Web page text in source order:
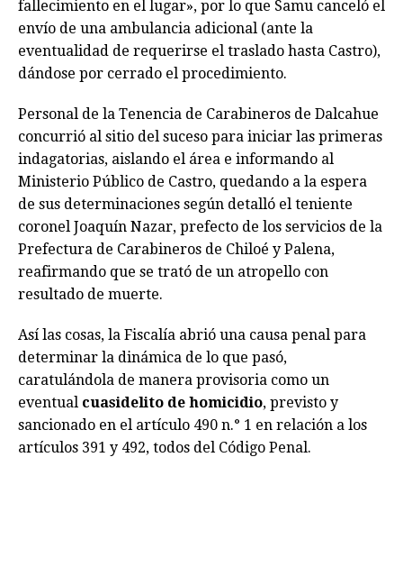
fallecimiento en el lugar», por lo que Samu canceló el
envío de una ambulancia adicional (ante la
eventualidad de requerirse el traslado hasta Castro),
dándose por cerrado el procedimiento.
Personal de la Tenencia de Carabineros de Dalcahue
concurrió al sitio del suceso para iniciar las primeras
indagatorias, aislando el área e informando al
Ministerio Público de Castro, quedando a la espera
de sus determinaciones según detalló el teniente
coronel Joaquín Nazar, prefecto de los servicios de la
Prefectura de Carabineros de Chiloé y Palena,
reafirmando que se trató de un atropello con
resultado de muerte.
Así las cosas, la Fiscalía abrió una causa penal para
determinar la dinámica de lo que pasó,
caratulándola de manera provisoria como un
eventual cuasidelito de homicidio, previsto y
sancionado en el artículo 490 n.° 1 en relación a los
artículos 391 y 492, todos del Código Penal.